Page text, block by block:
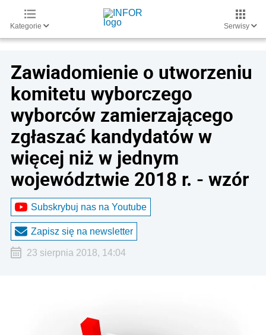
Kategorie Serwisy
Zawiadomienie o utworzeniu
komitetu wyborczego
wyborców zamierzającego
zgłaszać kandydatów w
więcej niż w jednym
województwie 2018 r. - wzór
Subskrybuj nas na Youtube
Zapisz się na newsletter
23 sierpnia 2018, 14:04